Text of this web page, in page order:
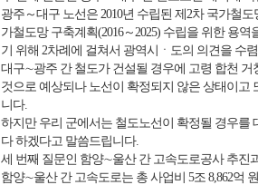
광주～대구 노선은 2010년 수립된 제2차 국가철
가철도망 구축계획(2016～2025) 수립을 위한 용
기 위해 2차례에 걸쳐서 광역시ㆍ도의 의견을 수
대구∼광주 간 철도가 건설될 경우에 고령 합천 거
것으로 예상되나 노선이 확정되지 않은 상태이
니다.
하지만 우리 군에서는 철도노선이 확정될 경우를
다 하겠다고 말씀드립니다.
세 번째 질문인 함양∼울산 간 고속도로공사 추진
함양∼울산 간 고속도로는 총 사업비 5조 8,862억